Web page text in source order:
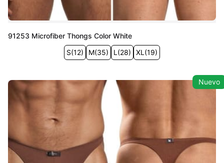
91253 Microfiber Thongs Color White
S(12) M(35) L (28) XL (19)
Nuevo